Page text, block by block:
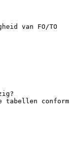
van FO/TO
conform